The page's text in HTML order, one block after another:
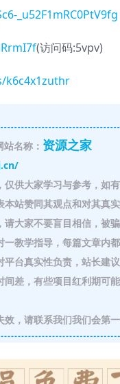
_u52F1mRC0PtV9fg
(访问码:5vpv)
k6c4x1zuthr
站名称： 资源之家
供大家学习与参考，如
站赞同其观点和对其真实
大家不要盲目相信，被骗
教学指导，每篇文章内
台真实性负责，站长建
差，有些项目红利期可
，请联系我们我们会第一